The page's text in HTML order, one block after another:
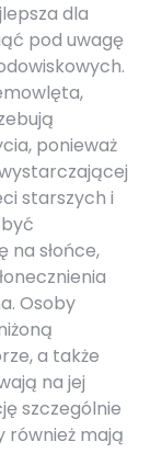
dla
pod uwagę
ponieważ
starszych i
na słońce,
Osoby
a także
na jej
szczególnie
również mają